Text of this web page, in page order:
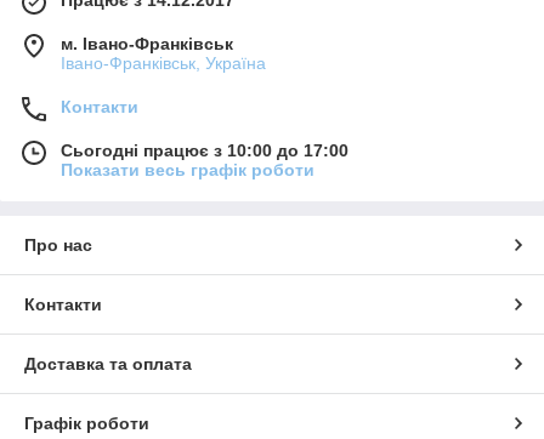
м. Івано-Франківськ
Івано-Франківськ, Україна
Контакти
Сьогодні працює з 10:00 до 17:00
Показати весь графік роботи
Про нас
Контакти
Доставка та оплата
Графік роботи